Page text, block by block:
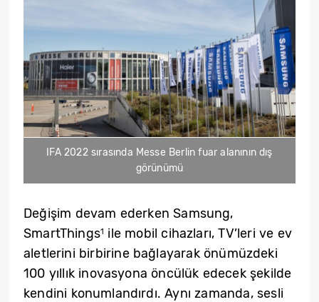
IFA 2022 sırasında Messe Berlin fuar alanının dış
görünümü
Değişim devam ederken Samsung,
SmartThings1 ile mobil cihazları, TV’leri ve ev
aletlerini birbirine bağlayarak önümüzdeki
100 yıllık inovasyona öncülük edecek şekilde
kendini konumlandırdı. Aynı zamanda, sesli